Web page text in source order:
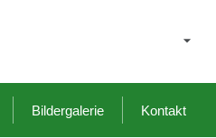
Bildergalerie Kontakt